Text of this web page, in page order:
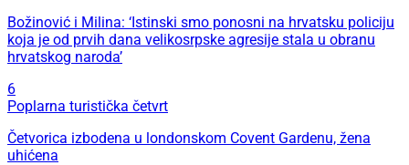
Božinović i Milina: ‘Istinski smo ponosni na hrvatsku policiju
koja je od prvih dana velikosrpske agresije stala u obranu
hrvatskog naroda’
6
Poplarna turistička četvrt
Četvorica izbodena u londonskom Covent Gardenu, žena
uhićena